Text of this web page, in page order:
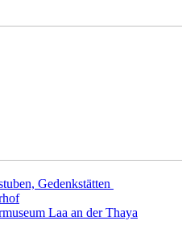
Gedenkstätten
Laa an der Thaya